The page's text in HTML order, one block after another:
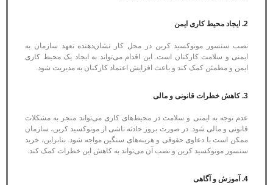
2. ایجاد محیط کاری ایمن
نصب سنسور مونوکسید کربن در محل کار نشان‌دهنده تعهد سازمان به
ایمنی و سلامت کارکنان است. این اقدام می‌تواند به ایجاد یک محیط کاری
ایمن و مطمئن کمک کند و باعث افزایش اعتماد کارکنان به مدیریت شود.
3. کاهش خطرات قانونی و مالی
عدم توجه به ایمنی و سلامت در محیط‌های کاری می‌تواند منجر به مشکلات
قانونی و مالی شود. در صورت بروز حادثه ناشی از مونوکسید کربن، سازمان
ممکن است با دعاوی حقوقی و هزینه‌های سنگین مواجه شود. بنابراین، خرید
سنسور مونوکسید کربن و نصب آن می‌تواند به کاهش این خطرات کمک کند.
4. آموزش و آگاهی